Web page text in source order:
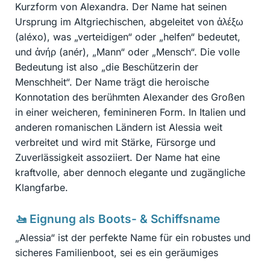
Kurzform von Alexandra. Der Name hat seinen
Ursprung im Altgriechischen, abgeleitet von ἀλέξω
(aléxo), was „verteidigen“ oder „helfen“ bedeutet,
und ἀνήρ (anér), „Mann“ oder „Mensch“. Die volle
Bedeutung ist also „die Beschützerin der
Menschheit“. Der Name trägt die heroische
Konnotation des berühmten Alexander des Großen
in einer weicheren, feminineren Form. In Italien und
anderen romanischen Ländern ist Alessia weit
verbreitet und wird mit Stärke, Fürsorge und
Zuverlässigkeit assoziiert. Der Name hat eine
kraftvolle, aber dennoch elegante und zugängliche
Klangfarbe.
🚤 Eignung als Boots- & Schiffsname
„Alessia“ ist der perfekte Name für ein robustes und
sicheres Familienboot, sei es ein geräumiges